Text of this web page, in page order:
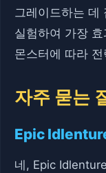
그레이드하는 데
실험하여 가장
몬스터에 따라
자주 묻는
Epic
네, Epic